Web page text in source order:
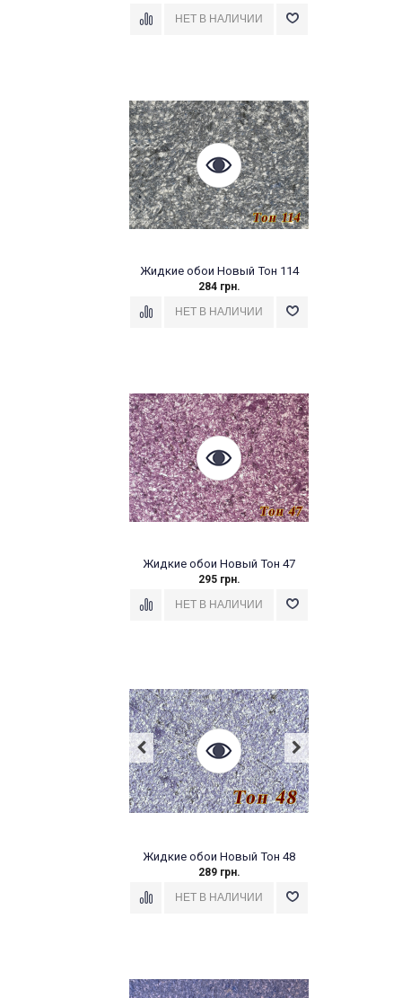
Жидкие обои Новый Тон 114
284 грн.
Жидкие обои Новый Тон 47
295 грн.
Жидкие обои Новый Тон 48
289 грн.